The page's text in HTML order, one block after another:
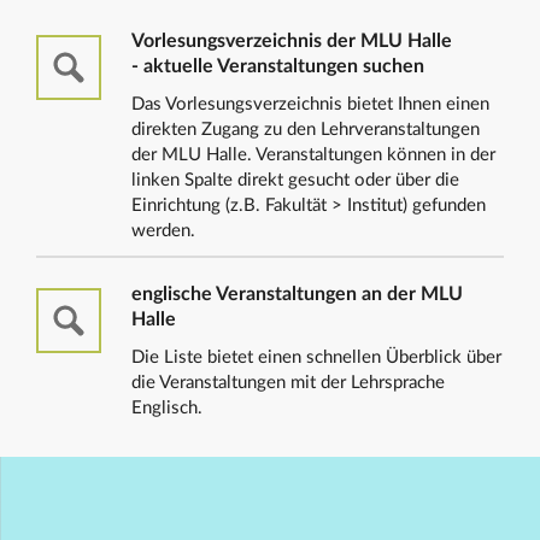
Vorlesungsverzeichnis der MLU Halle
- aktuelle Veranstaltungen suchen
Das Vorlesungsverzeichnis bietet Ihnen einen
direkten Zugang zu den Lehrveranstaltungen
der MLU Halle. Veranstaltungen können in der
linken Spalte direkt gesucht oder über die
Einrichtung (z.B. Fakultät > Institut) gefunden
werden.
englische Veranstaltungen an der MLU
Halle
Die Liste bietet einen schnellen Überblick über
die Veranstaltungen mit der Lehrsprache
Englisch.